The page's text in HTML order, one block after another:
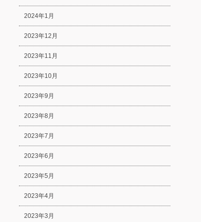
2024年1月
2023年12月
2023年11月
2023年10月
2023年9月
2023年8月
2023年7月
2023年6月
2023年5月
2023年4月
2023年3月